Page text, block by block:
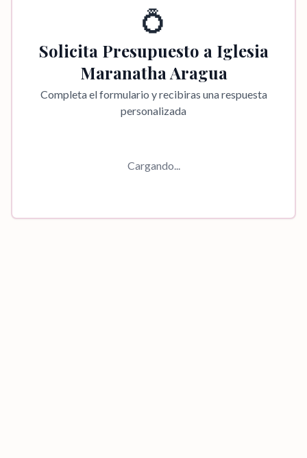
💍
Solicita Presupuesto a Iglesia
Maranatha Aragua
Completa el formulario y recibiras una respuesta
personalizada
Cargando...